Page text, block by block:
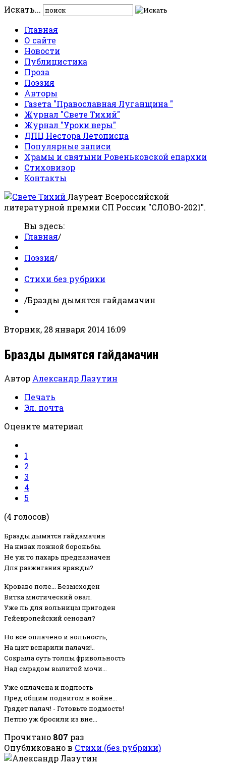
Искать...
Главная
О сайте
Новости
Публицистика
Проза
Поэзия
Авторы
Газета "Православная Луганщина "
Журнал "Свете Тихий"
Журнал "Уроки веры"
ДПЦ Нестора Летописца
Популярные записи
Храмы и святыни Ровеньковской епархии
Стиховизор
Контакты
Лауреат Всероссийской
литературной премии СП России "СЛОВО-2021".
Вы здесь:
Главная/
Поэзия/
Стихи без рубрики
/Бразды дымятся гайдамачин
Вторник, 28 января 2014 16:09
Бразды дымятся гайдамачин
Автор Александр Лазутин
Печать
Эл. почта
Оцените материал
1
2
3
4
5
(4 голосов)
Бразды дымятся гайдамачин
На нивах ложной бороньбы.
Не уж то пахарь предназначен
Для разжигания вражды?
Кроваво поле... Безысходен
Витка мистический овал.
Уже ль для вольницы пригоден
Гейевропейский сеновал?
Но все оплачено и вольность,
На щит вспарили палачи!..
Сокрыла суть толпы фривольность
Над смрадом вылитой мочи...
Уже оплачена и подлость
Пред общим подвигом в войне...
Грядет палач! - Готовьте подмость!
Петлю уж бросили из вне...
Прочитано 807 раз
Опубликовано в Стихи (без рубрики)